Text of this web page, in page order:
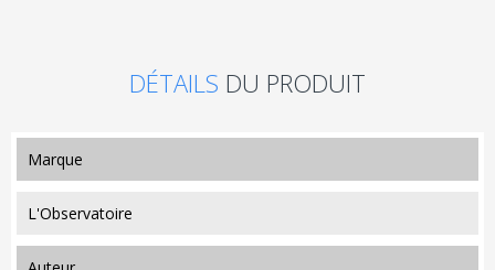
DÉTAILS DU PRODUIT
marque
L'Observatoire